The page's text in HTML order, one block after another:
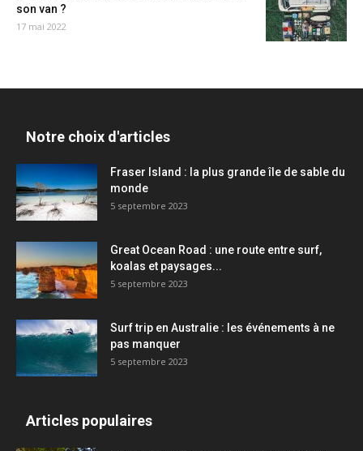
son van ?
17 mai 2022
Notre choix d'articles
Fraser Island : la plus grande île de sable du
monde
5 septembre 2023
Great Ocean Road : une route entre surf,
koalas et paysages...
5 septembre 2023
Surf trip en Australie : les événements à ne
pas manquer
5 septembre 2023
Articles populaires